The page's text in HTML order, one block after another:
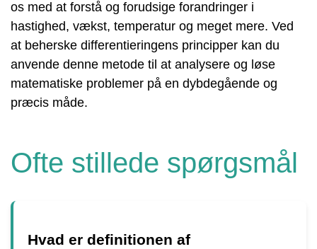
os med at forstå og forudsige forandringer i
hastighed, vækst, temperatur og meget mere. Ved
at beherske differentieringens principper kan du
anvende denne metode til at analysere og løse
matematiske problemer på en dybdegående og
præcis måde.
Ofte stillede spørgsmål
Hvad er definitionen af